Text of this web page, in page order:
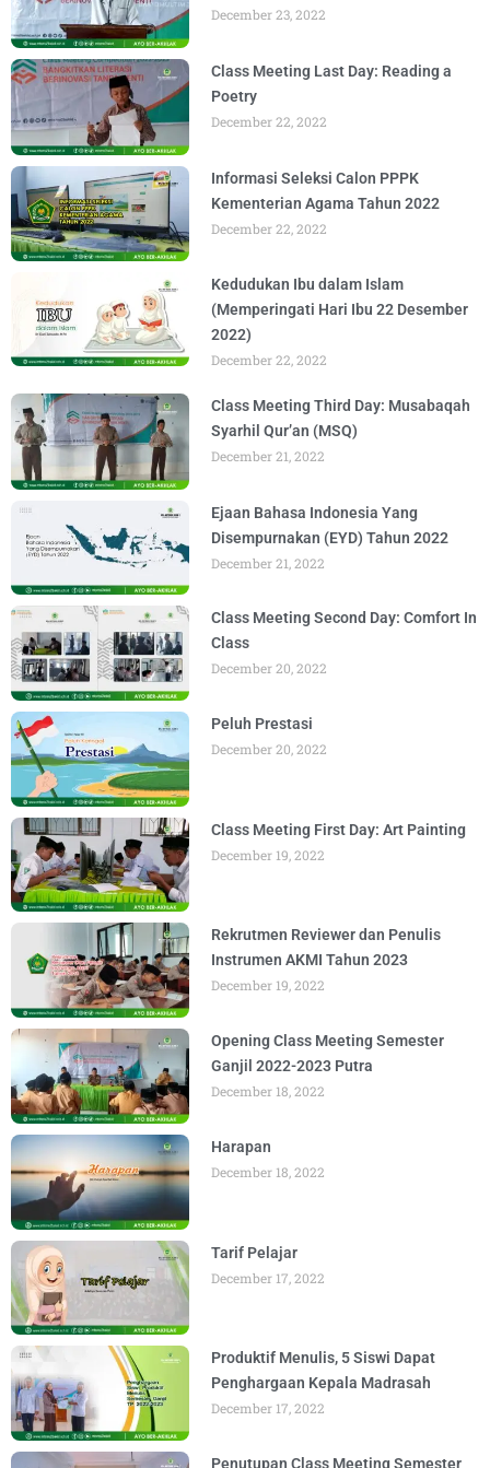
December 23, 2022
Class Meeting Last Day: Reading a
Poetry
December 22, 2022
Informasi Seleksi Calon PPPK
Kementerian Agama Tahun 2022
December 22, 2022
Kedudukan Ibu dalam Islam
(Memperingati Hari Ibu 22 Desember
2022)
December 22, 2022
Class Meeting Third Day: Musabaqah
Syarhil Qur’an (MSQ)
December 21, 2022
Ejaan Bahasa Indonesia Yang
Disempurnakan (EYD) Tahun 2022
December 21, 2022
Class Meeting Second Day: Comfort In
Class
December 20, 2022
Peluh Prestasi
December 20, 2022
Class Meeting First Day: Art Painting
December 19, 2022
Rekrutmen Reviewer dan Penulis
Instrumen AKMI Tahun 2023
December 19, 2022
Opening Class Meeting Semester
Ganjil 2022-2023 Putra
December 18, 2022
Harapan
December 18, 2022
Tarif Pelajar
December 17, 2022
Produktif Menulis, 5 Siswi Dapat
Penghargaan Kepala Madrasah
December 17, 2022
Penutupan Class Meeting Semester